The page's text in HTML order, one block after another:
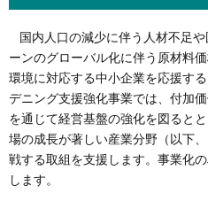
国内人口の減少に伴う人材不足
ーンのグローバル化に伴う原材料
環境に対応する中小企業を応援す
デニング支援強化事業では、付加
を通じて経営基盤の強化を図ると
場の成長が著しい産業分野（以下
戦する取組を支援します。事業化
します。